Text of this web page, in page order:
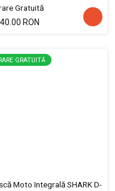
Gratuită
RON
GRATUITĂ
Moto Integrală SHARK D-